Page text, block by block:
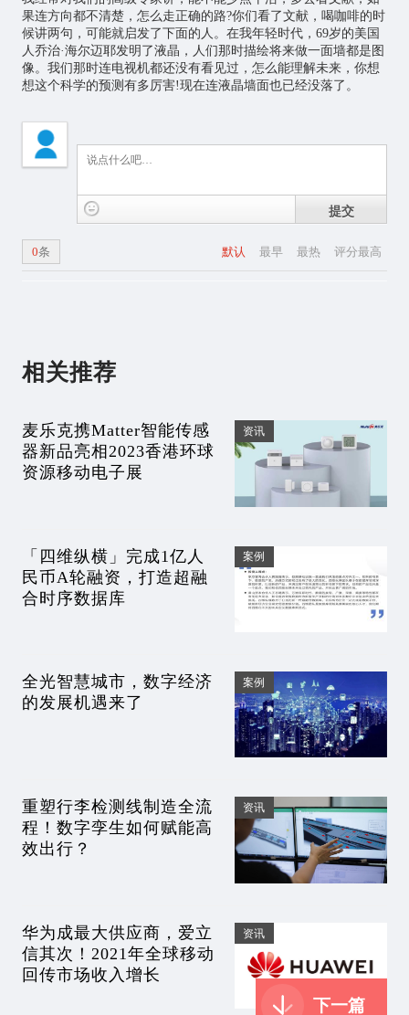
果连方向都不清楚，怎么走正确的路?你们看了文献，喝咖啡的时
候讲两句，可能就启发了下面的人。在我年轻时代，69岁的美国
人乔治·海尔迈耶发明了液晶，人们那时描绘将来做一面墙都是图
像。我们那时连电视机都还没有看见过，怎么能理解未来，你想
想这个科学的预测有多厉害!现在连液晶墙面也已经没落了。
提交
默认 最早 最热 评分最高
0条
相关推荐
麦乐克携Matter智能传感
器新品亮相2023香港环球
资源移动电子展
资讯
「四维纵横」完成1亿人
民币A轮融资，打造超融
合时序数据库
案例
全光智慧城市，数字经济
的发展机遇来了
案例
重塑行李检测线制造全流
程！数字孪生如何赋能高
效出行？
资讯
华为成最大供应商，爱立
信其次！2021年全球移动
回传市场收入增长
资讯
下一篇